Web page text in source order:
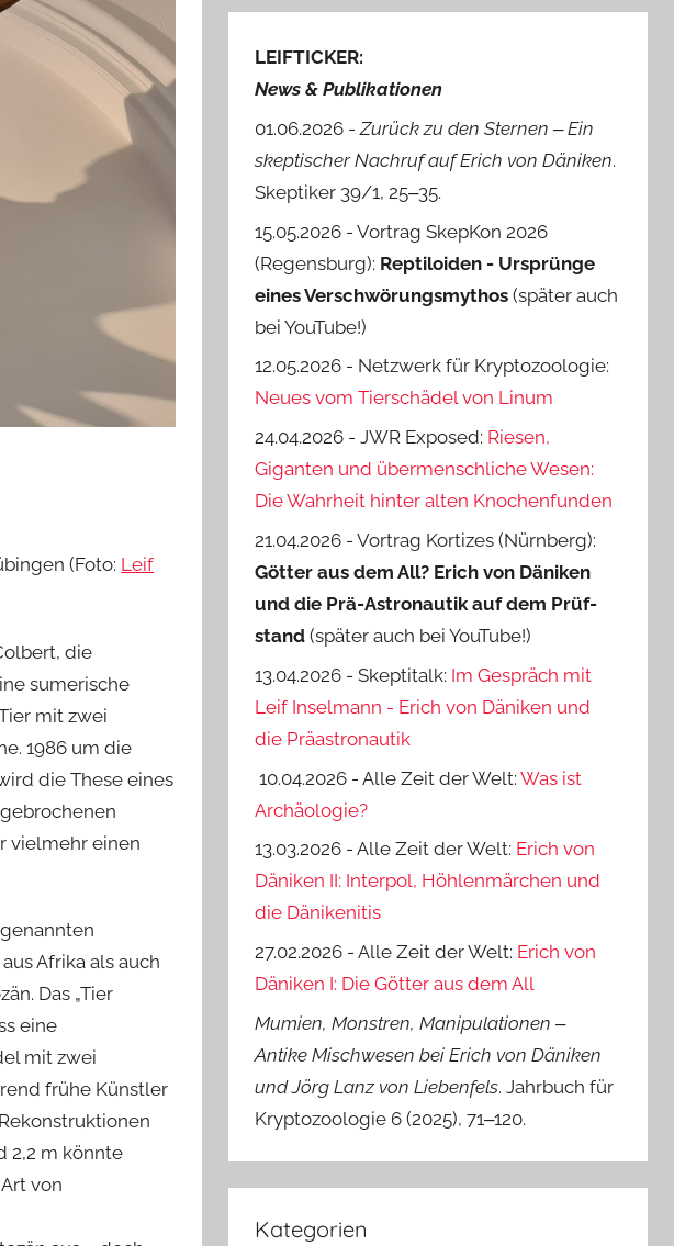
(Foto: Leif
die
sumerische
mit zwei
1986 um die
die These eines
vielmehr einen
Afrika als auch
Das „Tier
eine
mit zwei
frühe Künstler
2,2 m könnte
von
LEIFTICKER:
News & Publikationen
01.06.2026 -Zurück zu den Sternen ‒ Ein
skeptischer Nachruf auf Erich von Däniken.
Skeptiker 39/1, 25‒35.
15.05.2026 - Vortrag SkepKon 2026
(Regensburg): Reptiloiden - Ursprünge
eines Verschwörungsmythos (später auch
bei YouTube!)
12.05.2026 - Netzwerk für Kryptozoologie:
Neues vom Tierschädel von Linum
24.04.2026 - JWR Exposed: Riesen,
Giganten und übermenschliche Wesen:
Die Wahrheit hinter alten Knochenfunden
21.04.2026 - Vortrag Kortizes (Nürnberg):
Götter aus dem All? Erich von Däniken
und die Prä-Astro­nautik auf dem Prüf­
stand (später auch bei YouTube!)
13.04.2026 - Skeptitalk: Im Gespräch mit
Leif Inselmann - Erich von Däniken und
die Präastronautik
10.04.2026 - Alle Zeit der Welt:Was ist
Archäologie?
13.03.2026 - Alle Zeit der Welt: Erich von
Däniken II: Interpol, Höhlenmärchen und
die Dänikenitis
27.02.2026 - Alle Zeit der Welt: Erich von
Däniken I: Die Götter aus dem All
Mumien, Monstren, Manipulationen ‒
Antike Mischwesen bei Erich von Däniken
und Jörg Lanz von Liebenfels. Jahrbuch für
Kryptozoologie 6 (2025), 71‒120.
Kategorien